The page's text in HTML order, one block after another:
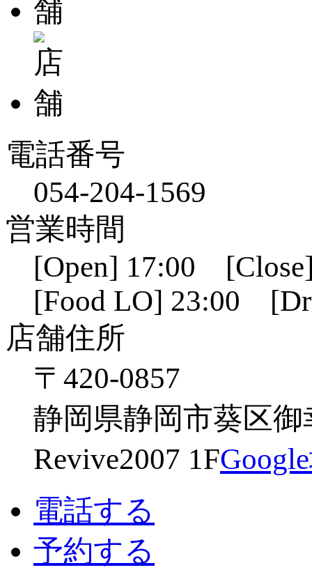
電話番号
054-204-1569
営業時間
[Open] 17:00
[Food LO] 23:00
店舗住所
〒420-0857
静岡県静岡市葵区御
Revive2007 1F
電話する
予約する